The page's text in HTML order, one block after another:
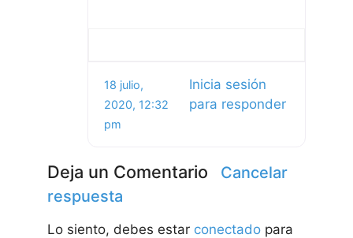
18 julio,
2020, 12:32
pm
Inicia sesión
para responder
Deja un Comentario
Cancelar
respuesta
Lo siento, debes estar conectado para